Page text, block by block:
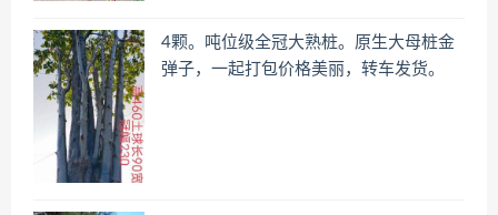
4颗。吨位级全冠大熟桩。原生大母桩金
弹子，一起打包价格美丽，转车发货。